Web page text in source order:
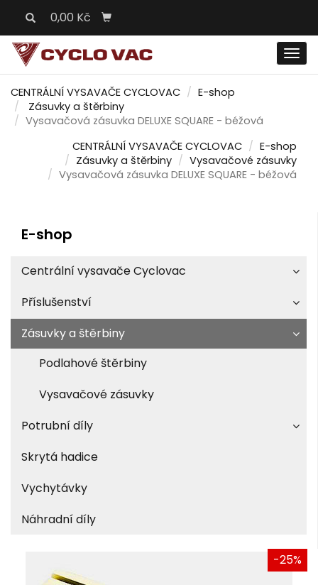
0,00 Kč
CENTRÁLNÍ VYSAVAČE CYCLOVAC
E-shop
Zásuvky a štěrbiny
Vysavačová zásuvka DELUXE SQUARE - béžová
CENTRÁLNÍ VYSAVAČE CYCLOVAC
E-shop
Zásuvky a štěrbiny
Vysavačové zásuvky
Vysavačová zásuvka DELUXE SQUARE - béžová
E-shop
Centrální vysavače Cyclovac
Příslušenství
Zásuvky a štěrbiny
Podlahové štěrbiny
Vysavačové zásuvky
Potrubní díly
Skrytá hadice
Vychytávky
Náhradní díly
-25%